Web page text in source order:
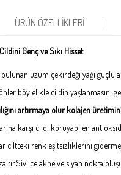
ÜRÜN ÖZELLIKLERI
Genç ve Sıkı Hisset
üzüm çekirdeği yağı
böylelikle cildin yaşlanmasını
artırmaya olur kolajen
karşı cildi koruyabilen
ciltteki renk eşitsizliklerini
akne ve siyah nokta